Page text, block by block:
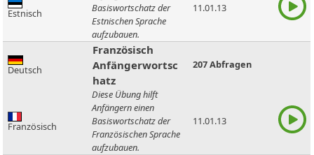
Estnisch
Basiswortschatz der
Estnischen Sprache
aufzubauen.
11.01.13
Deutsch
Französisch
Anfängerwortsc
hatz
207 Abfragen
Französisch
Diese Übung hilft
Anfängern einen
Basiswortschatz der
Französischen Sprache
aufzubauen.
11.01.13